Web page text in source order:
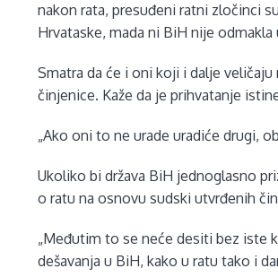
nakon rata, presuđeni ratni zločinci
Hrvataske, mada ni BiH nije
Smatra da će i oni koji i dalje
činjenice. Kaže da je prihvatanje
„Ako oni to ne urade uradiće drugi,
Ukoliko bi država BiH jednoglasno
o ratu na osnovu sudski utvrđenih
„Međutim to se neće desiti bez iste
dešavanja u BiH, kako u ratu tako i